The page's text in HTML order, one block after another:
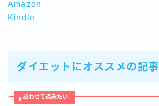
Amazon
Kindle
ダイエットにオススメの記事